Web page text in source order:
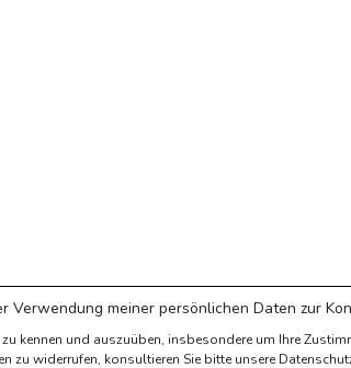
Verwendung meiner persönlichen Daten zur
zu kennen und auszuüben, insbesondere um Ihre
zu widerrufen, konsultieren Sie bitte unsere